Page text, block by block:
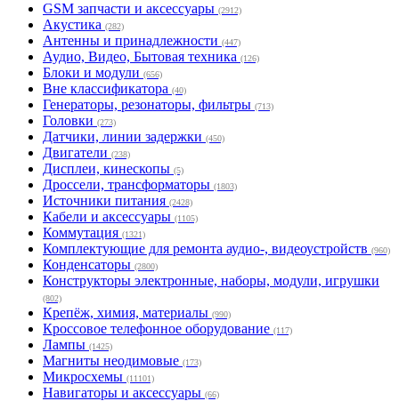
GSM запчасти и аксессуары (2912)
Акустика (282)
Антенны и принадлежности (447)
Аудио, Видео, Бытовая техника (126)
Блоки и модули (656)
Вне классификатора (40)
Генераторы, резонаторы, фильтры (713)
Головки (273)
Датчики, линии задержки (450)
Двигатели (238)
Дисплеи, кинескопы (5)
Дроссели, трансформаторы (1803)
Источники питания (2428)
Кабели и аксессуары (1105)
Коммутация (1321)
Комплектующие для ремонта аудио-, видеоустройств (960)
Конденсаторы (2800)
Конструкторы электронные, наборы, модули, игрушки
(802)
Крепёж, химия, материалы (990)
Кроссовое телефонное оборудование (117)
Лампы (1425)
Магниты неодимовые (173)
Микросхемы (11101)
Навигаторы и аксессуары (66)